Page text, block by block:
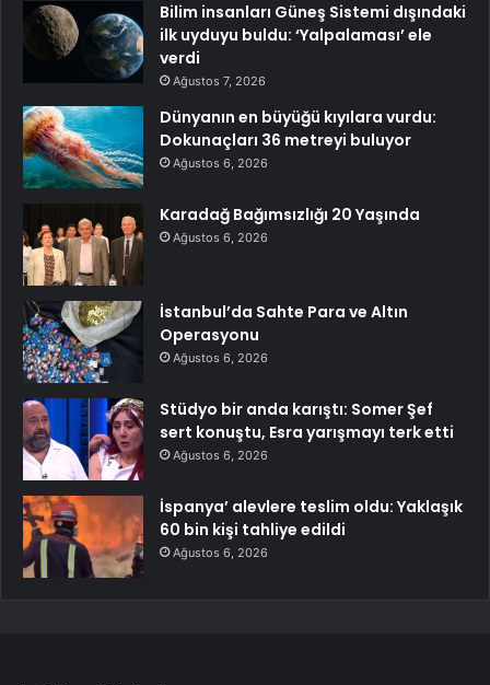
Bilim insanları Güneş Sistemi dışındaki
ilk uyduyu buldu: ‘Yalpalaması’ ele
verdi
Ağustos 7, 2026
Dünyanın en büyüğü kıyılara vurdu:
Dokunaçları 36 metreyi buluyor
Ağustos 6, 2026
Karadağ Bağımsızlığı 20 Yaşında
Ağustos 6, 2026
İstanbul’da Sahte Para ve Altın
Operasyonu
Ağustos 6, 2026
Stüdyo bir anda karıştı: Somer Şef
sert konuştu, Esra yarışmayı terk etti
Ağustos 6, 2026
İspanya’ alevlere teslim oldu: Yaklaşık
60 bin kişi tahliye edildi
Ağustos 6, 2026